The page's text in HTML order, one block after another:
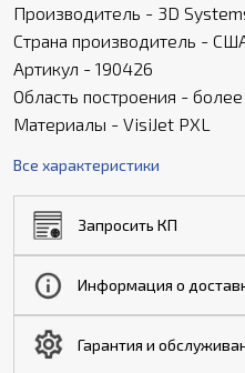
Производитель - 3D
Страна производитель -
Артикул - 190426
Область построения -
Материалы - VisiJet PXL
Все характеристики
Запросить КП
Информация о
Гарантия и